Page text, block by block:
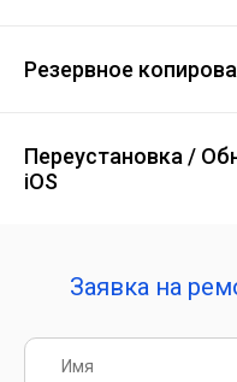
Резервное
Переустановка /
iOS
Заявка на